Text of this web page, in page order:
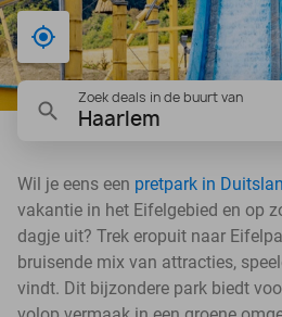
Bij mij in de buurt
Zoek deals in de buurt van
Haarlem
Wil je eens een pretpark in
vakantie in het Eifelgebied en op
dagje uit? Trek eropuit naar
bruisende mix van attracties,
vindt. Dit bijzondere park biedt